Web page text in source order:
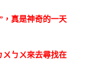
，真是神奇的一天
ㄨㄅㄨ來去尋找在